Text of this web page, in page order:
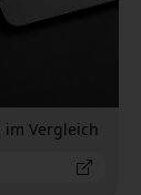
im Vergleich